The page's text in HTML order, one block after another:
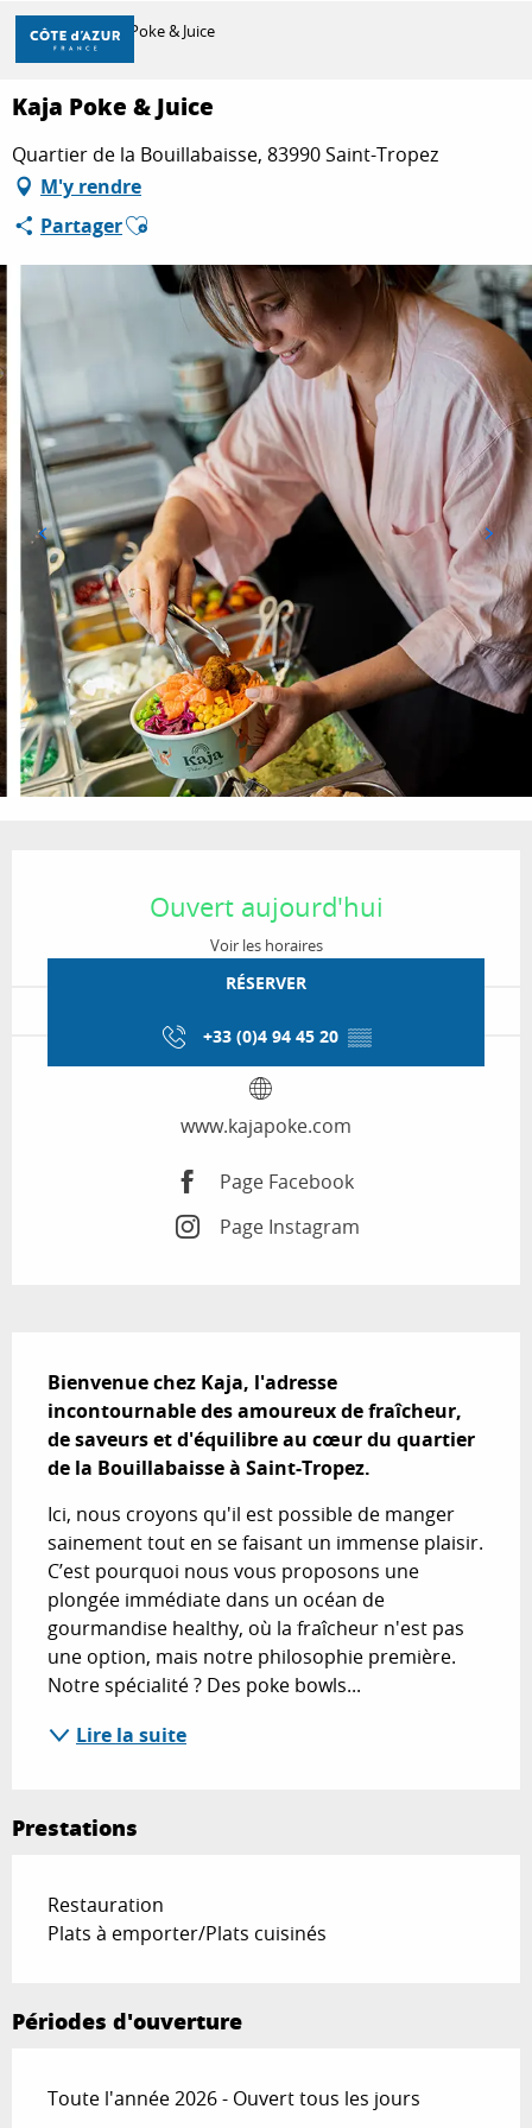
Aller
contenu
principal
DÉCOUVRIR
À FAIRE
SÉJOURNER
Accueil Kaja Poke & Juice
Kaja Poke & Juice
Quartier de la Bouillabaisse, 83990 Saint-Tropez
M'y rendre
PartagerAjouter aux favoris
Ouvert aujourd'hui
Voir les horaires
RÉSERVER
+33 (0)4 94 45 20 ▒▒
www.kajapoke.com
Page Facebook
Page Instagram
Bienvenue chez Kaja, l'adresse
incontournable des amoureux de fraîcheur,
de saveurs et d'équilibre au cœur du quartier
de la Bouillabaisse à Saint-Tropez.
Ici, nous croyons qu'il est possible de manger
sainement tout en se faisant un immense plaisir.
C’est pourquoi nous vous proposons une
plongée immédiate dans un océan de
gourmandise healthy, où la fraîcheur n'est pas
une option, mais notre philosophie première.
Notre spécialité ? Des poke bowls...
Lire la suite
Prestations
Restauration
Plats à emporter/Plats cuisinés
Périodes d'ouverture
Toute l'année 2026 - Ouvert tous les jours